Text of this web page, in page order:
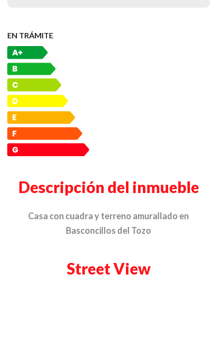
EN TRÁMITE
Descripción del inmueble
Casa con cuadra y terreno amurallado en
Basconcillos del Tozo
Street View